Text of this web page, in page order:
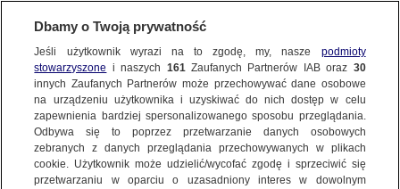
Dbamy o Twoją prywatność
Jeśli użytkownik wyrazi na to zgodę, my, nasze podmioty
stowarzyszone i naszych 161Zaufanych Partnerów IAB oraz 30
innych Zaufanych Partnerów może przechowywać dane osobowe
na urządzeniu użytkownika i uzyskiwać do nich dostęp w celu
zapewnienia bardziej spersonalizowanego sposobu przeglądania.
Odbywa się to poprzez przetwarzanie danych osobowych
zebranych z danych przeglądania przechowywanych w plikach
cookie. Użytkownik może udzielić/wycofać zgodę i sprzeciwić się
przetwarzaniu w oparciu o uzasadniony interes w dowolnym